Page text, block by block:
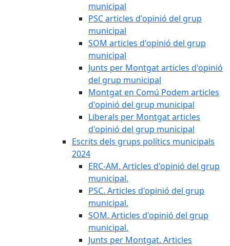
municipal
PSC articles d'opinió del grup
municipal
SOM articles d'opinió del grup
municipal
Junts per Montgat articles d'opinió
del grup municipal
Montgat en Comú Podem articles
d'opinió del grup municipal
Liberals per Montgat articles
d'opinió del grup municipal
Escrits dels grups polítics municipals
2024
ERC-AM. Articles d'opinió del grup
municipal.
PSC. Articles d'opinió del grup
municipal.
SOM. Articles d'opinió del grup
municipal.
Junts per Montgat. Articles